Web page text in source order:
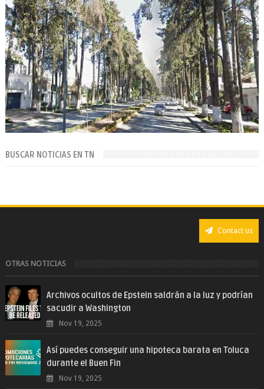
BUSCAR NOTICIAS EN TN
Contact us
OTRAS NOTICIAS
Archivos ocultos de Epstein saldrán a la luz y podrían
sacudir a Washington
Nov 19, 2025
Así puedes conseguir una hipoteca barata en Toluca
durante el Buen Fin
Nov 19, 2025